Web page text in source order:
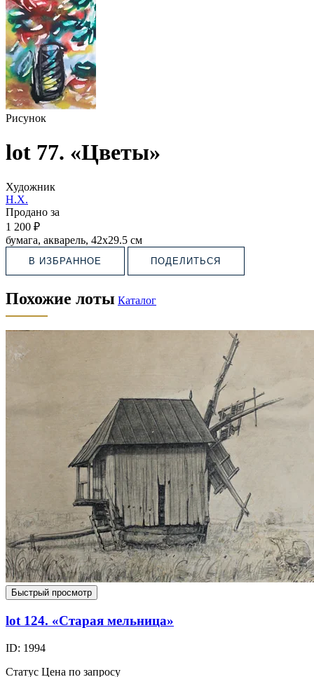
Рисунок
lot 77. «Цветы»
Художник
Н.Х.
Продано за
1 200 ₽
бумага, акварель, 42х29.5 см
В ИЗБРАННОЕ ПОДЕЛИТЬСЯ
Похожие лоты Каталог
Быстрый просмотр
lot 124. «Старая мельница»
ID: 1994
Статус Цена по запросу